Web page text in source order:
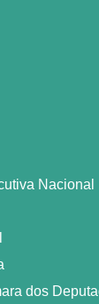
Nacional
dos